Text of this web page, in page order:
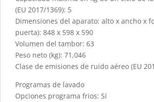
(EU 2017/1369): 5
Dimensiones del aparato: alto x ancho x
puerta): 848 x 598 x 590
Volumen del tambor: 63
Peso neto (kg): 71,046
Clase de emisiones de ruido aéreo (EU
Programas de lavado
Opciones programa frios: Sí